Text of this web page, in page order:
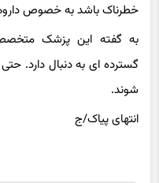
خطرناک باشد به خصوص
به گفته این پزشک
گسترده ای به دنبال دارد.
شوند.
انتهای پیاک/ج